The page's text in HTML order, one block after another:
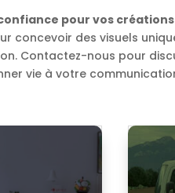
pour vos
concevoir des visuels
Contactez-nous pour
vie à votre